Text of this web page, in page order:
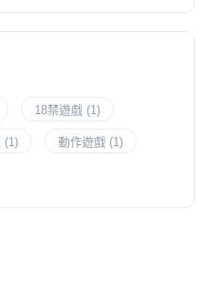
18禁遊戲 (1)
(1) 動作遊戲 (1)